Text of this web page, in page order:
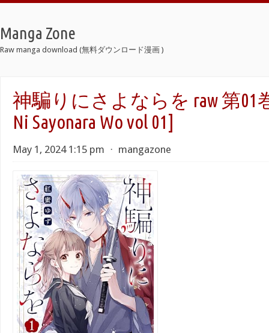
Manga Zone
Raw manga download (無料ダウンロード漫画 )
神騙りにさよならを raw 第01
Ni Sayonara Wo vol 01]
May 1, 2024 1:15 pm ⋅ mangazone